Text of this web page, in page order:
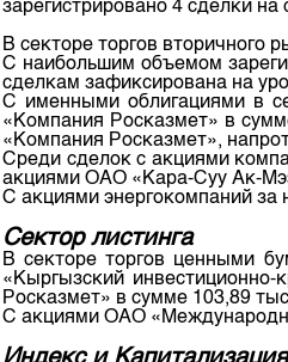
Контакты
зарегистрировано 4 сделки
В секторе торгов вторичного
С наибольшим объемом
сделкам зафиксирована на
С именными облигациями в
«Компания Росказмет» в
«Компания Росказмет»,
Среди сделок с акциями
акциями ОАО «Кара-Суу Ак-
С акциями энергокомпаний за
Сектор листинга
В секторе торгов ценными
«Кыргызский
Росказмет» в сумме 103,89
С акциями ОАО